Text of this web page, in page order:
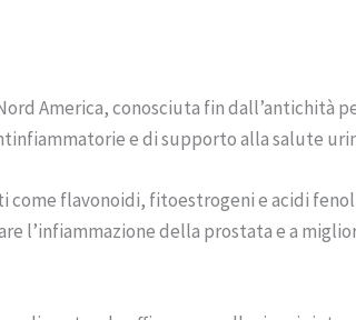
America, conosciuta fin dall’antichità
e di supporto alla salute
flavonoidi, fitoestrogeni e acidi
l’infiammazione della prostata e a